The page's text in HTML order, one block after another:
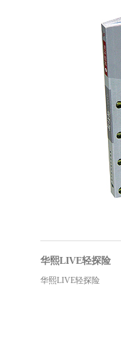
华熙LIVE轻探险
华熙LIVE轻探险